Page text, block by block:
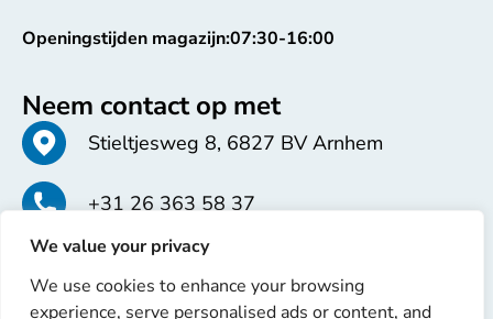
We value your privacy
We use cookies to enhance your browsing
experience, serve personalised ads or content, and
Openingstijden magazijn:07:30-16:00
Neem contact op met
Stieltjesweg 8, 6827 BV Arnhem
+31 26 363 58 37
info@erren.com